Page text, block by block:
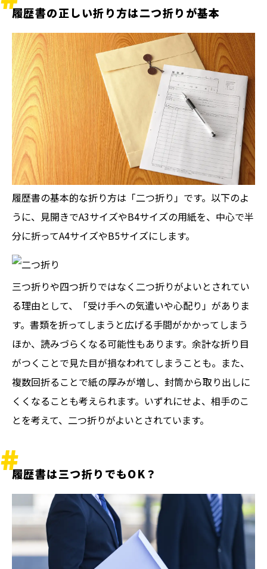
履歴書の正しい折り方は二つ折りが基本
履歴書の基本的な折り方は「二つ折り」です。以下のよ
うに、見開きでA3サイズやB4サイズの用紙を、中心で半
分に折ってA4サイズやB5サイズにします。
三つ折りや四つ折りではなく二つ折りがよいとされてい
る理由として、「受け手への気遣いや心配り」がありま
す。書類を折ってしまうと広げる手間がかかってしまう
ほか、読みづらくなる可能性もあります。余計な折り目
がつくことで見た目が損なわれてしまうことも。また、
複数回折ることで紙の厚みが増し、封筒から取り出しに
くくなることも考えられます。いずれにせよ、相手のこ
とを考えて、二つ折りがよいとされています。
履歴書は三つ折りでもOK？